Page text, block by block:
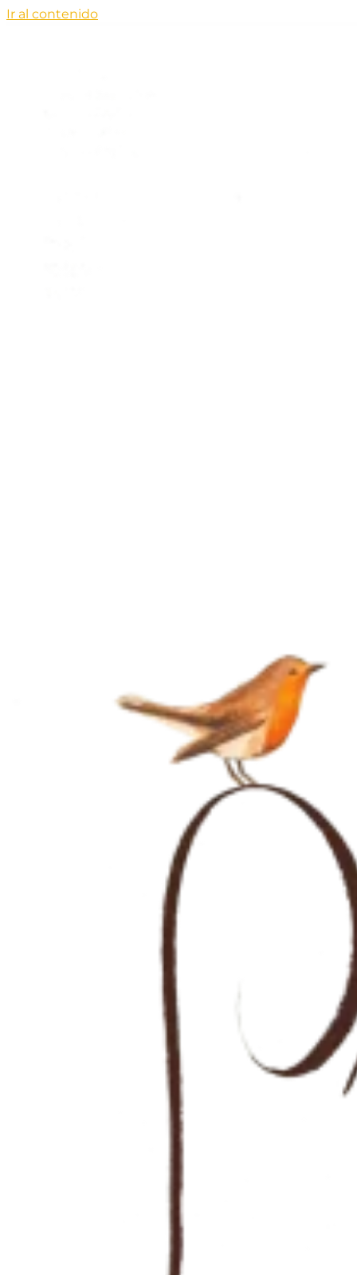
Ir al contenido